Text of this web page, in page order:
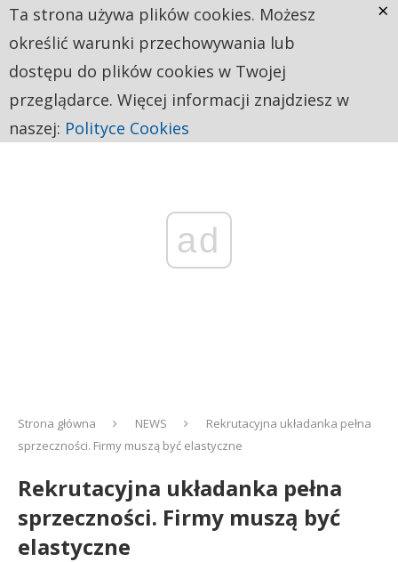
ad
Strona główna NEWS
Rekrutacyjna układanka pełna
sprzeczności. Firmy muszą być elastyczne
Rekrutacyjna układanka pełna
sprzeczności. Firmy muszą być
elastyczne
Ta strona używa plików cookies. Możesz
określić warunki przechowywania lub
dostępu do plików cookies w Twojej
przeglądarce. Więcej informacji znajdziesz w
naszej: Polityce Cookies
×